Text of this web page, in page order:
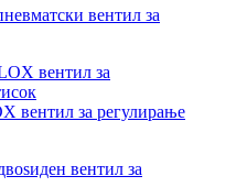
вентил за
вентил за регулирање